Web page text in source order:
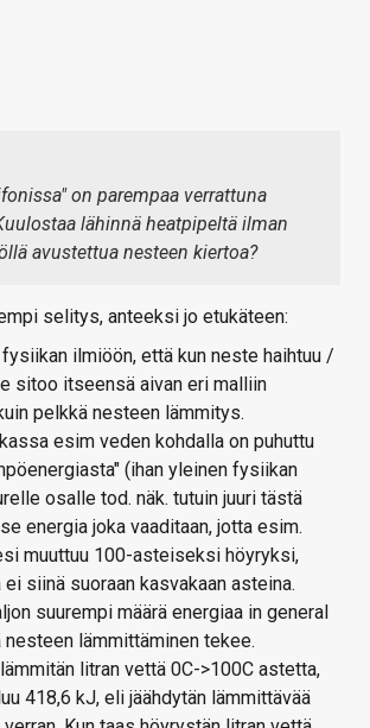
on parempaa verrattuna
lähinnä heatpipeltä ilman
avustettua nesteen kiertoa?
selitys, anteeksi jo etukäteen:
ilmiöön, että kun neste haihtuu /
sitoo itseensä aivan eri malliin
pelkkä nesteen lämmitys.
esim veden kohdalla on puhuttu
(ihan yleinen fysiikan
osalle tod. näk. tutuin juuri tästä
energia joka vaaditaan, jotta esim.
muuttuu 100-asteiseksi höyryksi,
siinä suoraan kasvakaan asteina.
suurempi määrä energiaa in general
lämmittäminen tekee.
litran vettä 0C->100C astetta,
418,6 kJ, eli jäähdytän lämmittävää